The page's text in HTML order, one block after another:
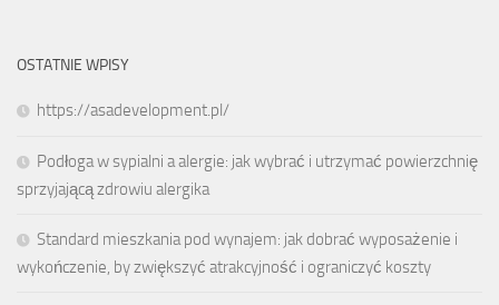
OSTATNIE WPISY
https://asadevelopment.pl/
Podłoga w sypialni a alergie: jak wybrać i utrzymać powierzchnię
sprzyjającą zdrowiu alergika
Standard mieszkania pod wynajem: jak dobrać wyposażenie i
wykończenie, by zwiększyć atrakcyjność i ograniczyć koszty